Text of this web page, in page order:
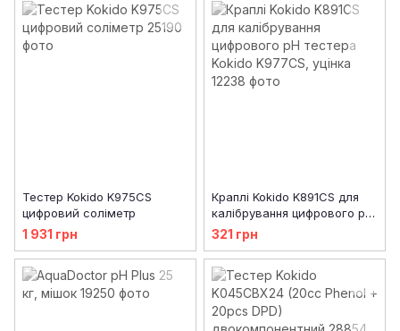
Тестер Kokido K975CS
цифровий соліметр
1 931 грн
Краплі Kokido K891CS для
калібрування цифрового pH
тестера Kokido K977CS,
уцінка
321 грн